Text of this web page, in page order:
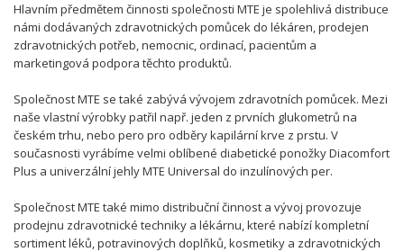
Hlavním předmětem činnosti společnosti MTE je spolehlivá distribuce
námi dodávaných zdravotnických pomůcek do lékáren, prodejen
zdravotnických potřeb, nemocnic, ordinací, pacientům a
marketingová podpora těchto produktů.
Společnost MTE se také zabývá vývojem zdravotních pomůcek. Mezi
naše vlastní výrobky patřil např. jeden z prvních glukometrů na
českém trhu, nebo pero pro odběry kapilární krve z prstu. V
současnosti vyrábíme velmi oblíbené diabetické ponožky Diacomfort
Plus a univerzální jehly MTE Universal do inzulínových per.
Společnost MTE také mimo distribuční činnost a vývoj provozuje
prodejnu zdravotnické techniky a lékárnu, které nabízí kompletní
sortiment léků, potravinových doplňků, kosmetiky a zdravotnických